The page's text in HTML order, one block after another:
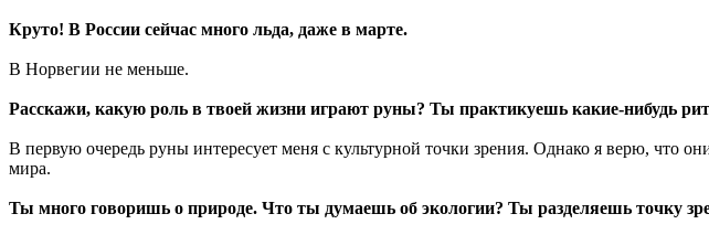
Круто! В России сейчас много льда, даже в марте.
В Норвегии не меньше.
Расскажи, какую роль в твоей жизни играют руны? Ты практикуешь какие-нибудь
В первую очередь руны интересует меня с культурной точки зрения. Однако я верю, что
мира.
Ты много говоришь о природе. Что ты думаешь об экологии? Ты разделяешь точку